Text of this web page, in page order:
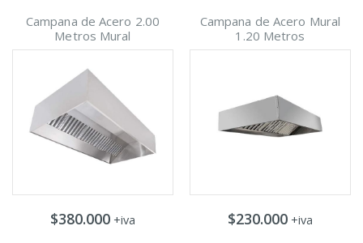
Campana de Acero 2.00
Metros Mural
$380.000 +iva
Campana de Acero Mural
1.20 Metros
$230.000 +iva